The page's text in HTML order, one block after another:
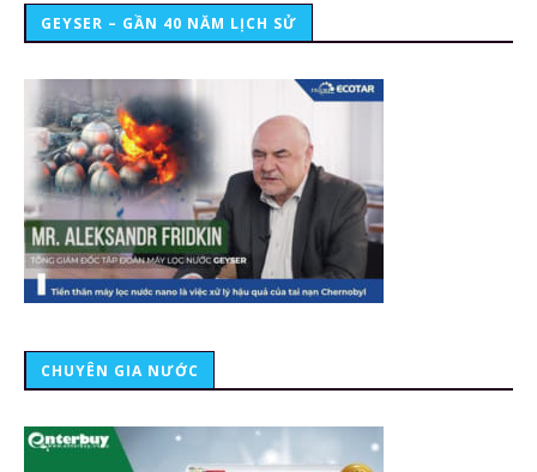
GEYSER – GẦN 40 NĂM LỊCH SỬ
CHUYÊN GIA NƯỚC